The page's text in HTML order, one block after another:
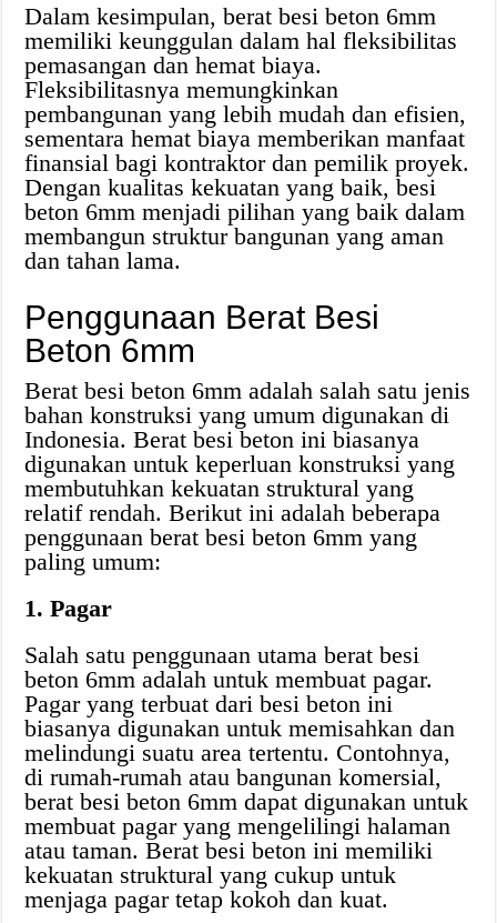
Dalam kesimpulan, berat besi beton 6mm
memiliki keunggulan dalam hal fleksibilitas
pemasangan dan hemat biaya.
Fleksibilitasnya memungkinkan
pembangunan yang lebih mudah dan efisien,
sementara hemat biaya memberikan manfaat
finansial bagi kontraktor dan pemilik proyek.
Dengan kualitas kekuatan yang baik, besi
beton 6mm menjadi pilihan yang baik dalam
membangun struktur bangunan yang aman
dan tahan lama.
Penggunaan Berat Besi
Beton 6mm
Berat besi beton 6mm adalah salah satu jenis
bahan konstruksi yang umum digunakan di
Indonesia. Berat besi beton ini biasanya
digunakan untuk keperluan konstruksi yang
membutuhkan kekuatan struktural yang
relatif rendah. Berikut ini adalah beberapa
penggunaan berat besi beton 6mm yang
paling umum:
1. Pagar
Salah satu penggunaan utama berat besi
beton 6mm adalah untuk membuat pagar.
Pagar yang terbuat dari besi beton ini
biasanya digunakan untuk memisahkan dan
melindungi suatu area tertentu. Contohnya,
di rumah-rumah atau bangunan komersial,
berat besi beton 6mm dapat digunakan untuk
membuat pagar yang mengelilingi halaman
atau taman. Berat besi beton ini memiliki
kekuatan struktural yang cukup untuk
menjaga pagar tetap kokoh dan kuat.